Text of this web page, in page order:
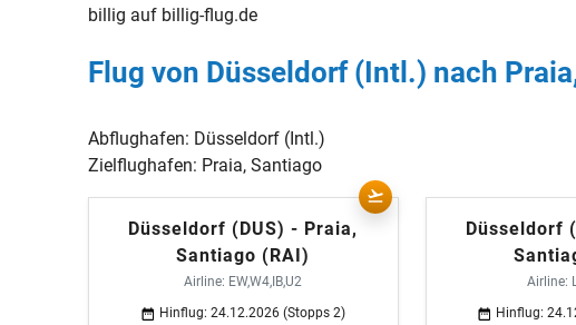
billig auf billig-flug.de
Flug von Düsseldorf (Intl.) nach
Abflughafen: Düsseldorf (Intl.)
Zielflughafen: Praia, Santiago
Düsseldorf (DUS) - Praia,
Santiago (RAI)
Airline: EW,W4,IB,U2
Hinflug: 24.12.2026 (Stopps 2)
Düsseldorf
Airline:
Hinflug: